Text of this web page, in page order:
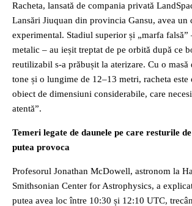
Racheta, lansată de compania privată
Lansări Jiuquan din provincia Gansu, avea un
experimental. Stadiul superior și „marfa falsă”
metalic – au ieșit treptat de pe orbită după ce
reutilizabil s-a prăbușit la aterizare. Cu o masă
tone și o lungime de 12–13 metri, racheta este
obiect de dimensiuni considerabile, care
atentă”.
Temeri legate de daunele pe care resturile
putea provoca
Profesorul Jonathan McDowell, astronom la
Smithsonian Center for Astrophysics, a
putea avea loc între 10:30 și 12:10 UTC,